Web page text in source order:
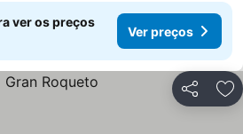
ver os preços
Ver preços
Partilhar